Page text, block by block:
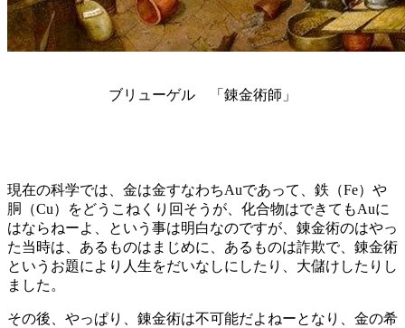
ブリューゲル 「錬金術師」
現在の科学では、金は金すなわちAuであって、鉄（Fe）や
胴（Cu）をどうこねくり回そうが、化合物はできてもAuに
はならねーよ、という事は明白なのですが、錬金術のはやっ
た当時は、あるものはまじめに、あるものは詐欺で、錬金術
というお題により人生をだいなしにしたり、大儲けしたりし
ました。
その後、やっぱり、錬金術は不可能だよねーとなり、金の希